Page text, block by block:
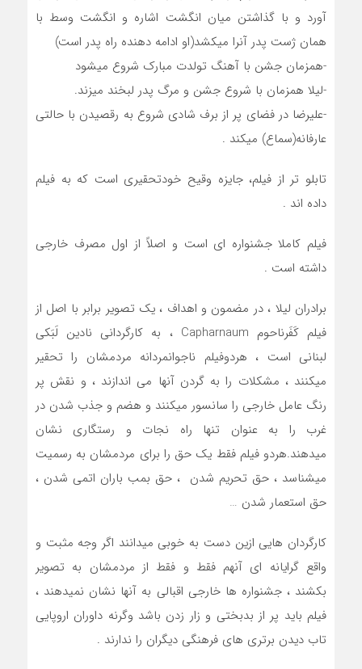
آورد و با گذاشتن میان انگشت اشاره و انگشت وسط با
همان ژست پدر آنرا میکشد(او ادامه دهنده راه پدر است)
-همزمان جشن با آهنگ تولدت مبارک شروع میشود
-لیلا همزمان با شروع جشن و مرگ پدر لبخند میزند.
-علیرضا در فضای پر از برف شادی شروع به رقصیدن با حالتی
عارفانه(سماع) میکند .
تابلو تر از فیلم، جایزه وقیح خودتحقیری است که به فیلم
داده اند .
فیلم کاملا جشنواره ای است و اصلاً از اول مصرف خارجی
داشته است .
برادران لیلا ، در مضمون و اهداف ، یک تصویر برابر با اصل از
فیلم کَفَرناحوم Capharnaum ، به کارگردانی نادین لَبَکی
لبنانی است ، هردوفیلم ناجوانمردانه مردمشان را تحقیر
میکنند ، مشکلات را به گردن آنها می اندازند ، و نقش پر
رنگ عامل خارجی را سانسور میکنند و هضم و جذب شدن در
غرب را به عنوان تنها راه نجات و رستگاری نشان
میدهند.هردو فیلم فقط یک حق را برای مردمشان به رسمیت
میشناسد ، حق تحریم شدن ، حق بمب باران اتمی شدن ،
حق استعمار شدن …
کارگردان هایی ازین دست به خوبی میدانند اگر وجه مثبت و
واقع گرایانه ای آنهم فقط و فقط از مردمشان به تصویر
بکشند ، جشنواره ها خارجی اقبالی به آنها نشان نمیدهند ،
فیلم باید پر از بدبختی و زار زدن باشد وگرنه داوران اروپایی
تاب دیدن برتری های فرهنگی دیگران را ندارند .